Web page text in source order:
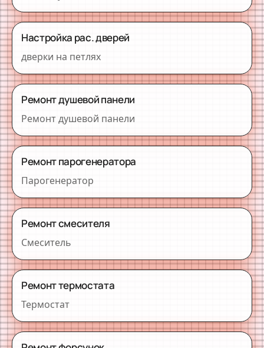
Настройка рас. дверей
дверки на петлях
Ремонт душевой панели
Ремонт душевой панели
Ремонт парогенератора
Парогенератор
Ремонт смесителя
Смеситель
Ремонт термостата
Термостат